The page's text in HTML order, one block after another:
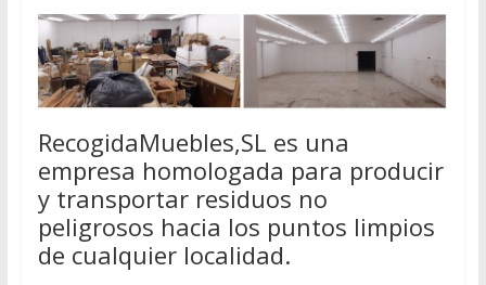
RecogidaMuebles,SL es una
empresa homologada para producir
y transportar residuos no
peligrosos hacia los puntos limpios
de cualquier localidad.